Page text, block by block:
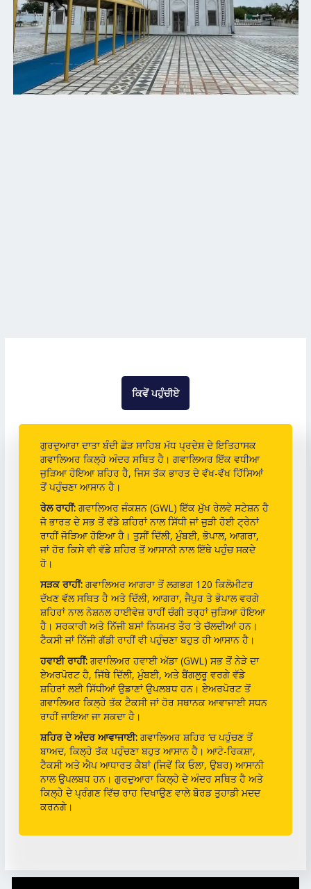
ਕਿਵੇਂ ਪਹੁੰਚੀਏ
ਗੁਰਦੁਆਰਾ ਦਾਤਾ ਬੰਦੀ ਛੋੜ ਸਾਹਿਬ ਮੱਧ ਪ੍ਰਦੇਸ਼ ਦੇ ਇਤਿਹਾਸਕ
ਗਵਾਲਿਅਰ ਕਿਲ੍ਹੇ ਅੰਦਰ ਸਥਿਤ ਹੈ। ਗਵਾਲਿਅਰ ਇੱਕ ਵਧੀਆ
ਜੁੜਿਆ ਹੋਇਆ ਸ਼ਹਿਰ ਹੈ, ਜਿਸ ਤੱਕ ਭਾਰਤ ਦੇ ਵੱਖ-ਵੱਖ ਹਿੱਸਿਆਂ
ਤੋਂ ਪਹੁੰਚਣਾ ਆਸਾਨ ਹੈ।
ਰੇਲ ਰਾਹੀਂ:ਗਵਾਲਿਅਰ ਜੰਕਸ਼ਨ (GWL) ਇੱਕ ਮੁੱਖ ਰੇਲਵੇ ਸਟੇਸ਼ਨ ਹੈ
ਜੋ ਭਾਰਤ ਦੇ ਸਭ ਤੋਂ ਵੱਡੇ ਸ਼ਹਿਰਾਂ ਨਾਲ ਸਿੱਧੀ ਜਾਂ ਜੁੜੀ ਹੋਈ ਟ੍ਰੇਨਾਂ
ਰਾਹੀਂ ਜੋੜਿਆ ਹੋਇਆ ਹੈ। ਤੁਸੀਂ ਦਿੱਲੀ, ਮੁੰਬਈ, ਭੋਪਾਲ, ਆਗਰਾ,
ਜਾਂ ਹੋਰ ਕਿਸੇ ਵੀ ਵੱਡੇ ਸ਼ਹਿਰ ਤੋਂ ਆਸਾਨੀ ਨਾਲ ਇੱਥੇ ਪਹੁੰਚ ਸਕਦੇ
ਹੋ।
ਸੜਕ ਰਾਹੀਂ:ਗਵਾਲਿਅਰ ਆਗਰਾ ਤੋਂ ਲਗਭਗ 120 ਕਿਲੋਮੀਟਰ
ਦੱਖਣ ਵੱਲ ਸਥਿਤ ਹੈ ਅਤੇ ਦਿੱਲੀ, ਆਗਰਾ, ਜੈਪੁਰ ਤੇ ਭੋਪਾਲ ਵਰਗੇ
ਸ਼ਹਿਰਾਂ ਨਾਲ ਨੇਸ਼ਨਲ ਹਾਈਵੇਜ਼ ਰਾਹੀਂ ਚੰਗੀ ਤਰ੍ਹਾਂ ਜੁੜਿਆ ਹੋਇਆ
ਹੈ। ਸਰਕਾਰੀ ਅਤੇ ਨਿੱਜੀ ਬਸਾਂ ਨਿਯਮਤ ਤੌਰ ‘ਤੇ ਚੱਲਦੀਆਂ ਹਨ।
ਟੈਕਸੀ ਜਾਂ ਨਿੱਜੀ ਗੱਡੀ ਰਾਹੀਂ ਵੀ ਪਹੁੰਚਣਾ ਬਹੁਤ ਹੀ ਆਸਾਨ ਹੈ।
ਹਵਾਈ ਰਾਹੀਂ:ਗਵਾਲਿਅਰ ਹਵਾਈ ਅੱਡਾ (GWL) ਸਭ ਤੋਂ ਨੇੜੇ ਦਾ
ਏਅਰਪੋਰਟ ਹੈ, ਜਿੱਥੇ ਦਿੱਲੀ, ਮੁੰਬਈ, ਅਤੇ ਬੈਂਗਲੁਰੂ ਵਰਗੇ ਵੱਡੇ
ਸ਼ਹਿਰਾਂ ਲਈ ਸਿੱਧੀਆਂ ਉਡਾਣਾਂ ਉਪਲਬਧ ਹਨ। ਏਅਰਪੋਰਟ ਤੋਂ
ਗਵਾਲਿਅਰ ਕਿਲ੍ਹੇ ਤੱਕ ਟੈਕਸੀ ਜਾਂ ਹੋਰ ਸਥਾਨਕ ਆਵਾਜਾਈ ਸਧਨ
ਰਾਹੀਂ ਜਾਇਆ ਜਾ ਸਕਦਾ ਹੈ।
ਸ਼ਹਿਰ ਦੇ ਅੰਦਰ ਆਵਾਜਾਈ:ਗਵਾਲਿਅਰ ਸ਼ਹਿਰ ‘ਚ ਪਹੁੰਚਣ ਤੋਂ
ਬਾਅਦ, ਕਿਲ੍ਹੇ ਤੱਕ ਪਹੁੰਚਣਾ ਬਹੁਤ ਆਸਾਨ ਹੈ। ਆਟੋ-ਰਿਕਸ਼ਾ,
ਟੈਕਸੀ ਅਤੇ ਐਪ ਆਧਾਰਤ ਕੈਬਾਂ (ਜਿਵੇਂ ਕਿ ਓਲਾ, ਉਬਰ) ਆਸਾਨੀ
ਨਾਲ ਉਪਲਬਧ ਹਨ। ਗੁਰਦੁਆਰਾ ਕਿਲ੍ਹੇ ਦੇ ਅੰਦਰ ਸਥਿਤ ਹੈ ਅਤੇ
ਕਿਲ੍ਹੇ ਦੇ ਪ੍ਰੰਗਣ ਵਿੱਚ ਰਾਹ ਦਿਖਾਉਣ ਵਾਲੇ ਬੋਰਡ ਤੁਹਾਡੀ ਮਦਦ
ਕਰਨਗੇ।